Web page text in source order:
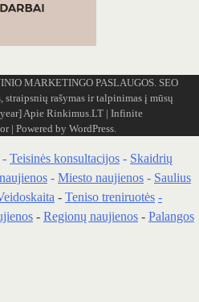
MARKETINGO PASLAUGOS. SEO
straipsnių rašymas ir talpinimas į mūsų
Apie Rinkimus.LT| Infinite
| Powered by WordPress.
- Teisinės konsultacijos - Skaidrių
- Miesto naujienos - Saulius
- Teniso treniruotės -
- Regionų naujienos - Palangos